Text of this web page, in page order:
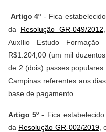
Artigo 4º - Fica
da Resolução GR-049/2012
Auxílio Estudo
R$1.204,00 (um mil
de 2 (dois) passes
Campinas referentes aos
base de pagamento.
Artigo 5º - Fica
da Resolução GR-002/2019,